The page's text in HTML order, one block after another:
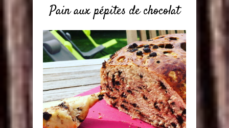
Pain aux pépites de chocolat